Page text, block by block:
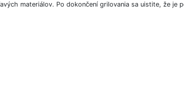
materiálov. Po dokončení grilovania sa uistite, že je